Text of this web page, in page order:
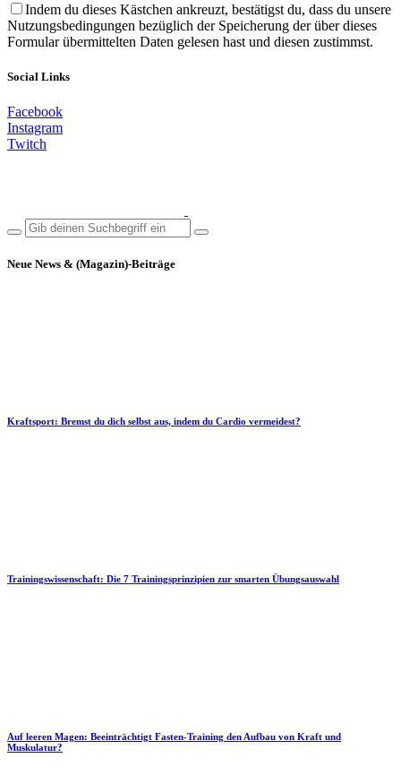
Indem du dieses Kästchen ankreuzt, bestätigst du, dass du unsere
Nutzungsbedingungen bezüglich der Speicherung der über dieses
Formular übermittelten Daten gelesen hast und diesen zustimmst.
Social Links
Facebook
Instagram
Twitch
Neue News & (Magazin)-Beiträge
Kraftsport: Bremst du dich selbst aus, indem du Cardio vermeidest?
Trainingswissenschaft: Die 7 Trainingsprinzipien zur smarten Übungsauswahl
Auf leeren Magen: Beeinträchtigt Fasten-Training den Aufbau von Kraft und
Muskulatur?